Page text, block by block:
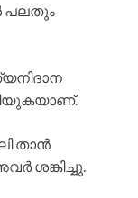
പലതും
താൻ
ശങ്കിച്ചു.